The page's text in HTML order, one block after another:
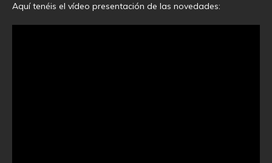
Aquí tenéis el vídeo presentación de las novedades: